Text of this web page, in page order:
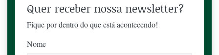
Quer receber nossa newsletter?
Fique por dentro do que está acontecendo!
Nome